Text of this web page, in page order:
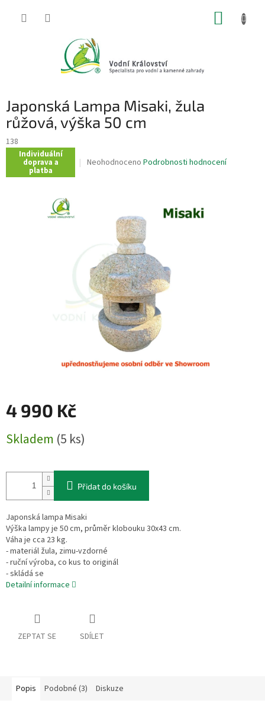
Japonská Lampa Misaki, žula
růžová, výška 50 cm
138
Individuální
doprava a
platba
Průměrné
hvězdiček.
Neohodnoceno Podrobnosti hodnocení
4 990 Kč
cena:
Skladem (5 ks)
Přidat do košíku
Japonská lampa Misaki
Výška lampy je 50 cm, průměr klobouku 30x43 cm.
Váha je cca 23 kg.
- materiál žula, zimu-vzdorné
- ruční výroba, co kus to originál
- skládá se
Detailní informace
ZEPTAT SE SDÍLET
Popis Podobné (3) Diskuze